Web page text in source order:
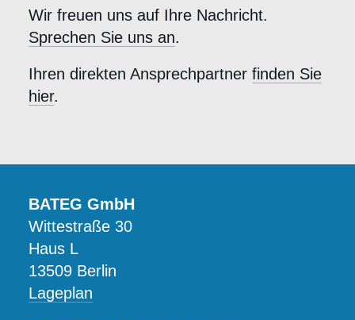
Wir freuen uns auf Ihre Nachricht.
Sprechen Sie uns an.
Ihren direkten Ansprechpartner finden Sie
hier.
BATEG GmbH
Wittestraße 30
Haus L
13509 Berlin
Lageplan